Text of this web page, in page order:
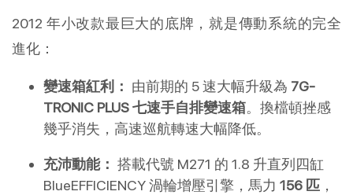
2012 年小改款最巨大的底牌，就是傳動系統的完全
進化：
變速箱紅利： 由前期的 5 速大幅升級為 7G-
TRONIC PLUS 七速手自排變速箱。換檔頓挫感
幾乎消失，高速巡航轉速大幅降低。
充沛動能： 搭載代號 M271 的 1.8 升直列四缸
BlueEFFICIENCY 渦輪增壓引擎，馬力 156 匹 ，